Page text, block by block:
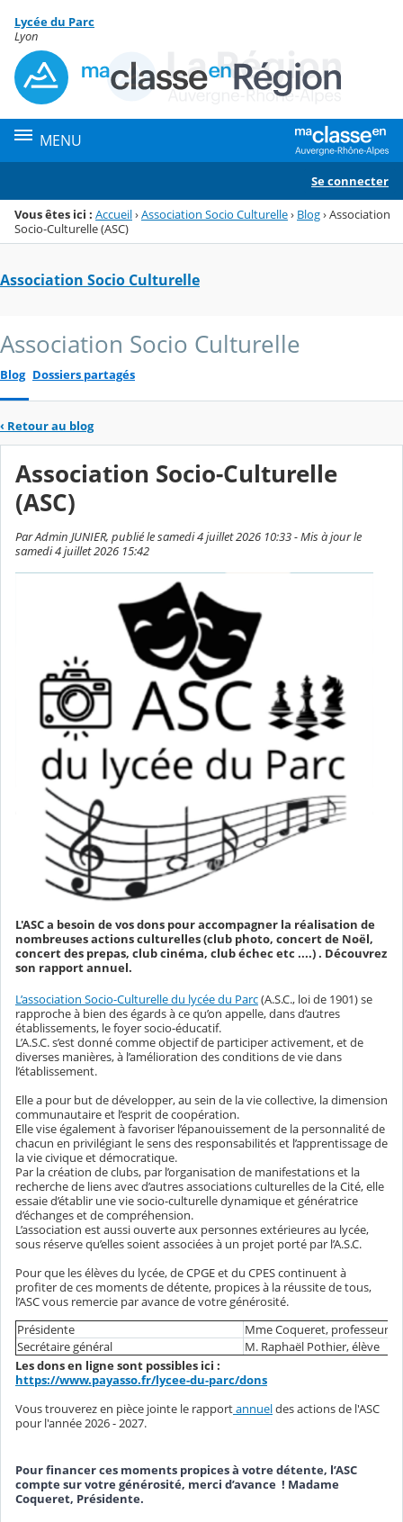
Menu de la rubrique
Contenu
Lycée du Parc
Lyon
MENU
Se connecter
Vous êtes ici : Accueil›Association Socio Culturelle› Blog›Association
Socio-Culturelle (ASC)
Association Socio Culturelle
Association Socio Culturelle
Blog Dossiers partagés
‹ Retour au blog
Association Socio-Culturelle
(ASC)
Par Admin JUNIER, publié le samedi 4 juillet 2026 10:33 - Mis à jour le
samedi 4 juillet 2026 15:42
L'ASC a besoin de vos dons pour accompagner la réalisation de
nombreuses actions culturelles (club photo, concert de Noël,
concert des prepas, club cinéma, club échec etc ....) . Découvrez
son rapport annuel.
L’association Socio-Culturelle du lycée du Parc(A.S.C., loi de 1901) se
rapproche à bien des égards à ce qu’on appelle, dans d’autres
établissements, le foyer socio-éducatif.
L’A.S.C. s’est donné comme objectif de participer activement, et de
diverses manières, à l’amélioration des conditions de vie dans
l’établissement.
Elle a pour but de développer, au sein de la vie collective, la dimension
communautaire et l’esprit de coopération.
Elle vise également à favoriser l’épanouissement de la personnalité de
chacun en privilégiant le sens des responsabilités et l’apprentissage de
la vie civique et démocratique.
Par la création de clubs, par l’organisation de manifestations et la
recherche de liens avec d’autres associations culturelles de la Cité, elle
essaie d’établir une vie socio-culturelle dynamique et génératrice
d’échanges et de compréhension.
L’association est aussi ouverte aux personnes extérieures au lycée,
sous réserve qu’elles soient associées à un projet porté par l’A.S.C.
Pour que les élèves du lycée, de CPGE et du CPES continuent à
profiter de ces moments de détente, propices à la réussite de tous,
l’ASC vous remercie par avance de votre générosité.
Présidente
Mme Coqueret, professeure
Secrétaire général
M. Raphaël Pothier, élève
Les dons en ligne sont possibles ici :
https://www.payasso.fr/lycee-du-parc/dons
Vous trouverez en pièce jointe le rapportannueldes actions de l'ASC
pour l'année 2026 - 2027.
Pour financer ces moments propices à votre détente, l’ASC
compte sur votre générosité, merci d’avance ! Madame
Coqueret, Présidente.